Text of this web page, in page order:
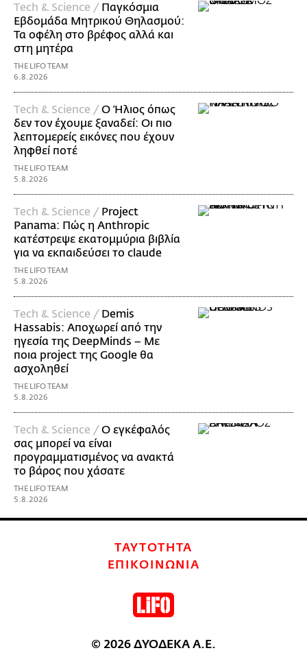
Τech & Science / Παγκόσμια
Εβδομάδα Μητρικού Θηλασμού:
Τα οφέλη στο βρέφος αλλά και
στη μητέρα
THE LIFO TEAM
6.8.2026
Τech & Science /Ο Ήλιος όπως
δεν τον έχουμε ξαναδεί: Οι πιο
λεπτομερείς εικόνες που έχουν
ληφθεί ποτέ
THE LIFO TEAM
5.8.2026
Τech & Science / Project
Panama: Πώς η Anthropic
κατέστρεψε εκατομμύρια βιβλία
για να εκπαιδεύσει το claude
THE LIFO TEAM
5.8.2026
Τech & Science / Demis
Hassabis: Αποχωρεί από την
ηγεσία της DeepMinds – Με
ποια project της Google θα
ασχοληθεί
THE LIFO TEAM
5.8.2026
Τech & Science /Ο εγκέφαλός
σας μπορεί να είναι
προγραμματισμένος να ανακτά
το βάρος που χάσατε
THE LIFO TEAM
5.8.2026
ΤΑΥΤΟΤΗΤΑ
ΕΠΙΚΟΙΝΩΝΙΑ
© 2026 ΔΥΟΔΕΚΑ Α.Ε.